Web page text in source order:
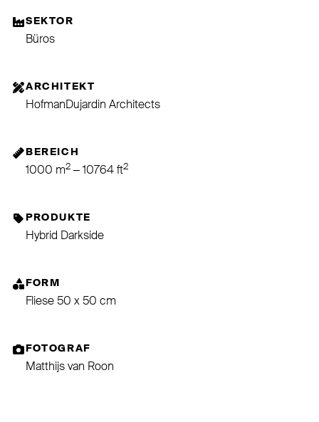
SEKTOR
Büros
ARCHITEKT
HofmanDujardin Architects
BEREICH
1000 m2 – 10764 ft2
PRODUKTE
Hybrid Darkside
FORM
Fliese 50 x 50 cm
FOTOGRAF
Matthijs van Roon